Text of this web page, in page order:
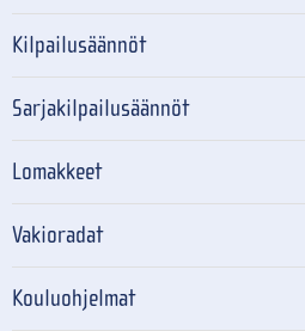
Kilpailusäännöt
Sarjakilpailusäännöt
Lomakkeet
Vakioradat
Kouluohjelmat